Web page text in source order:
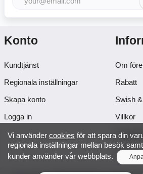
Vi använder cookies för att spara din
regionala inställningar mellan besök
kunder använder vår webbplats.
Konto
Kundtjänst
Regionala inställningar
Skapa konto
Logga in
Om
Rabatt
Swish
Villkor